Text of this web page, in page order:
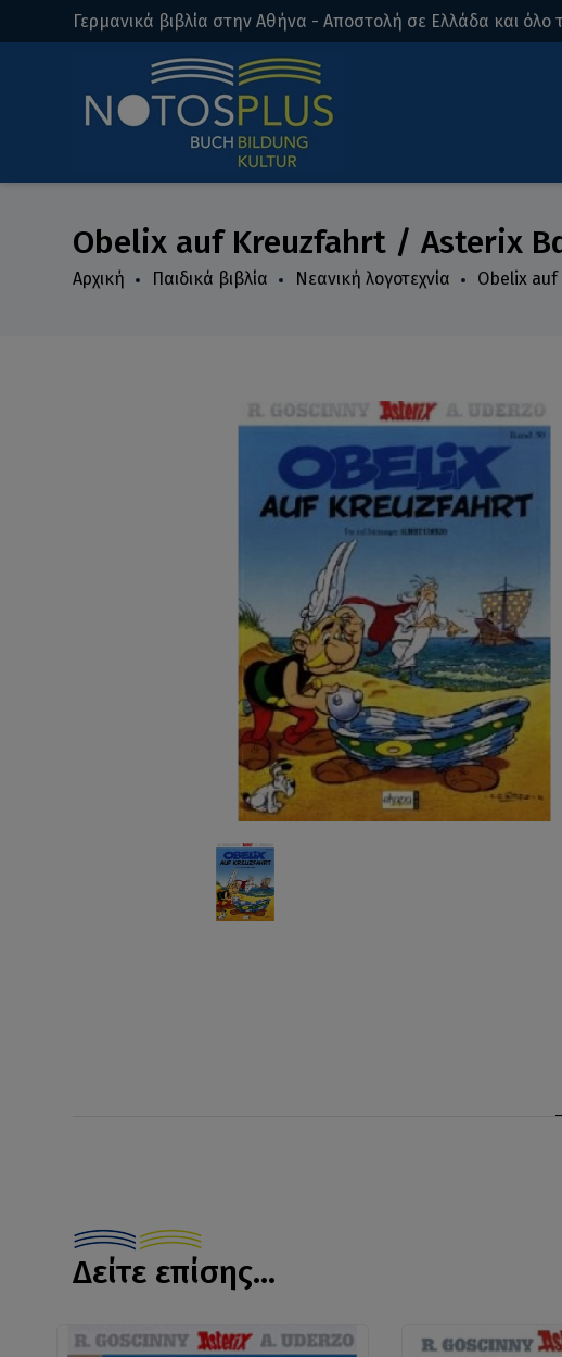
Γερμανικά βιβλία στην Αθήνα - Αποστολή σε Ελλάδα και όλο
Obelix auf Kreuzfahrt / Asterix
Αρχική Παιδικά βιβλία Νεανική λογοτεχνία Obelix
Δείτε επίσης...